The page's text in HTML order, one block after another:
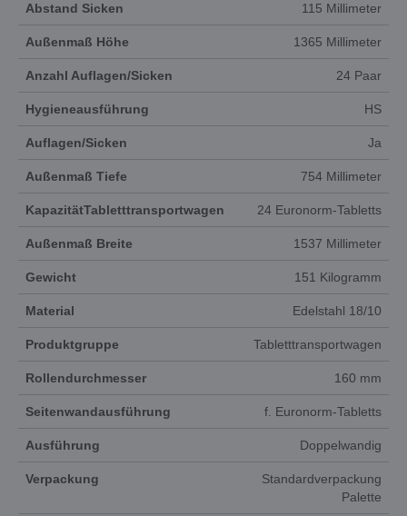
Abstand Sicken 115 Millimeter
Außenmaß Höhe 1365 Millimeter
Anzahl Auflagen/Sicken 24 Paar
Hygieneausführung HS
Auflagen/Sicken Ja
Außenmaß Tiefe 754 Millimeter
KapazitätTabletttransportwagen 24 Euronorm-Tabletts
Außenmaß Breite 1537 Millimeter
Gewicht 151 Kilogramm
Material Edelstahl 18/10
Produktgruppe Tabletttransportwagen
Rollendurchmesser 160 mm
Seitenwandausführung f. Euronorm-Tabletts
Ausführung Doppelwandig
Verpackung
Standardverpackung
Palette